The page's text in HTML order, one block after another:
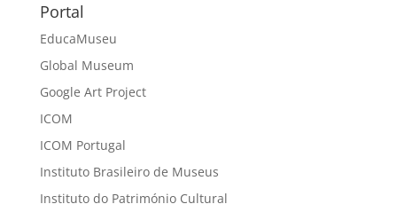
Portal
EducaMuseu
Global Museum
Google Art Project
ICOM
ICOM Portugal
Instituto Brasileiro de Museus
Instituto do Património Cultural